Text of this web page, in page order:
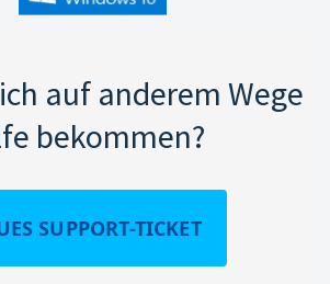
auf anderem Wege
bekommen?
SUPPORT-TICKET